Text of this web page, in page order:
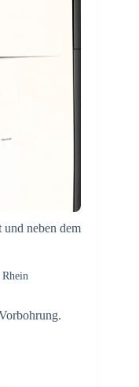
neben dem